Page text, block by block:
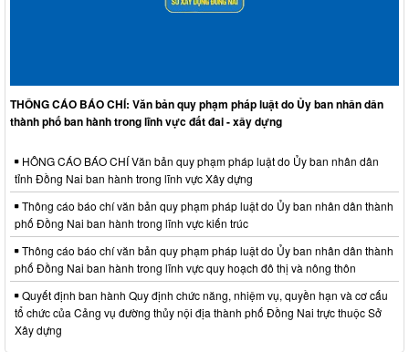
THÔNG CÁO BÁO CHÍ: Văn bản quy phạm pháp luật do Ủy ban nhân dân
thành phố ban hành trong lĩnh vực đất đai - xây dựng
HÔNG CÁO BÁO CHÍ Văn bản quy phạm pháp luật do Ủy ban nhân dân
tỉnh Đồng Nai ban hành trong lĩnh vực Xây dựng
Thông cáo báo chí văn bản quy phạm pháp luật do Ủy ban nhân dân thành
phố Đồng Nai ban hành trong lĩnh vực kiến trúc
Thông cáo báo chí văn bản quy phạm pháp luật do Ủy ban nhân dân thành
phố Đồng Nai ban hành trong lĩnh vực quy hoạch đô thị và nông thôn
Quyết định ban hành Quy định chức năng, nhiệm vụ, quyền hạn và cơ cấu
tổ chức của Cảng vụ đường thủy nội địa thành phố Đồng Nai trực thuộc Sở
Xây dựng